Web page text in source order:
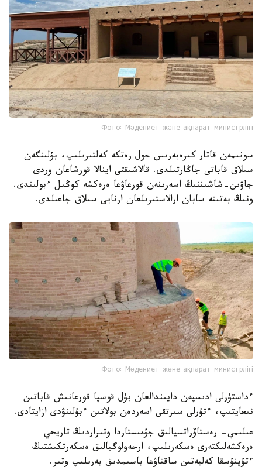
Фото: Мәдениет және ақпарат министрлігі
سونىمەن قاتار كىرەبەرىس جول رەتكە كەلتىرىلىپ، بۇلىنگەن
سىلاق قاباتى جاڭارتىلدى. قالاشىقتى اينالا قورشاعان وردى
جاۋىن-شاشىننىڭ اسەرىنەن قورعاۋعا ەرەكشە كوڭىل ءبولىندى.
ونىڭ بەتىنە سابان ارالاستىرىلعان ارنايى سىلاق جاعىلدى.
Фото: Мәдениет және ақпарат министрлігі
ءداستۇرلى ادىسپەن دايىندالعان بۇل قوسپا قورعانىش قاباتىن
نىعايتىپ، ءتۇرلى سىرتقى اسەردەن بولاتىن ءبۇلىنۋدى ازايتادى.
عىلىمي- رەستاۆراتسيالىق جۇمىستاردا وتىراردىڭ تاريحي
ەرەكشەلىكتەرى ەسكەرىلىپ، ارحەولوگيالىق ەسكەرتكىشتىڭ
ءتۇپنۇسقا كەلبەتىن ساقتاۋعا باسىمدىق بەرىلىپ وتىر.